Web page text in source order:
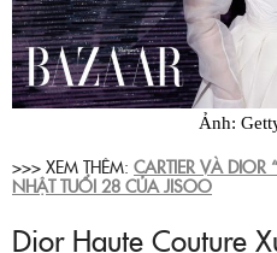
Ảnh:
>>> XEM THÊM: CARTIER VÀ DIOR
NHẬT TUỔI 28 CỦA JISOO
Dior Haute Couture